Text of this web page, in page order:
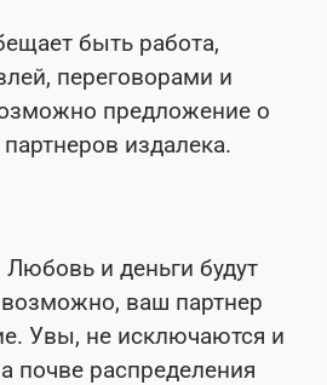
быть работа,
переговорами и
предложение о
издалека.
Любовь и деньги будут
ваш партнер
Увы, не исключаются и
почве распределения